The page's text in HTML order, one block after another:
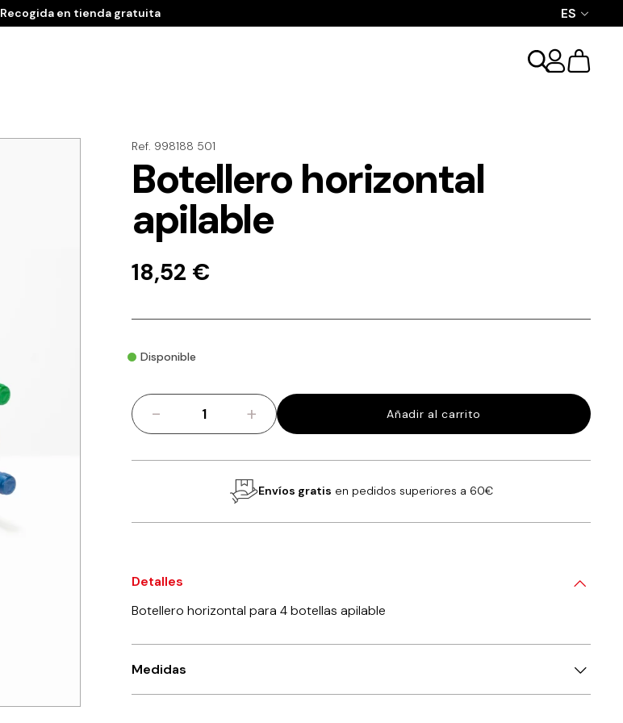
Recogida en tienda gratuita ES
Ref. 998188 501
Botellero horizontal
apilable
18,52 €
Disponible
-
Botellero
horizontal
cantidad
+ Añadir al carrito
Envíos gratis en pedidos superiores a 60€
Detalles
Botellero horizontal para 4 botellas apilable
Medidas